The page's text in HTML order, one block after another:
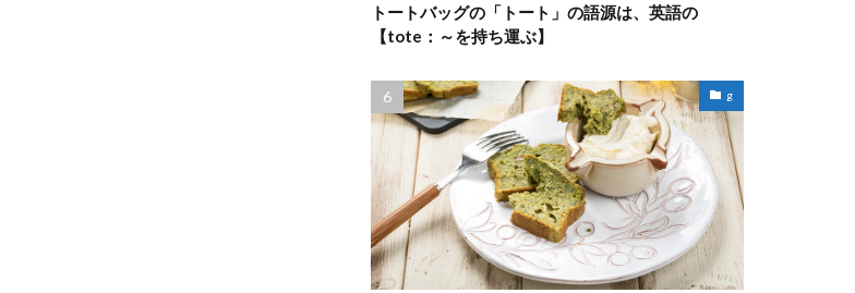
トートバッグの「トート」の語源は、英語の
【tote：～を持ち運ぶ】
g